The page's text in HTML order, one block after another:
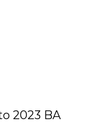
2023 BA